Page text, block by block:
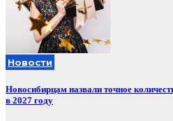
Новости
Новосибирцам назвали точное
в 2027 году